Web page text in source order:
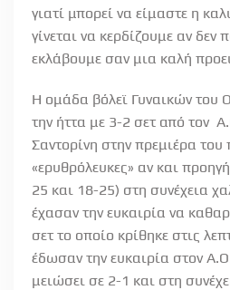
γιατί μπορεί να είμαστε η
γίνεται να κερδίζουμε αν δεν
εκλάβουμε σαν μια καλή
Η ομάδα βόλεϊ Γυναικών του
την ήττα με 3-2 σετ από τον
Σαντορίνη στην πρεμιέρα
«ερυθρόλευκες» αν και
25 και 18-25) στη συνέχεια
έχασαν την ευκαιρία να
σετ το οποίο κρίθηκε στις
έδωσαν την ευκαιρία στον
μειώσει σε 2-1 και στη